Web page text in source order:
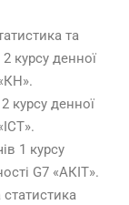
та
курсу денної
курсу денної
1 курсу
G7 «АКІТ».